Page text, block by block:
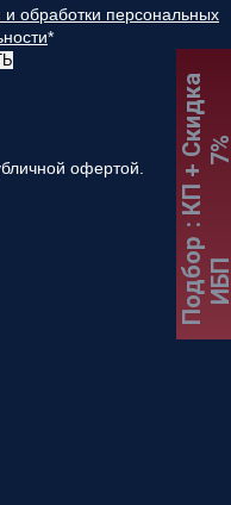
обработки персональных
*
офертой.
Подбор
:
К
П
+
С
к
и
д
к
а
7